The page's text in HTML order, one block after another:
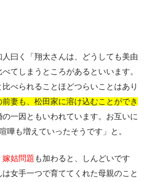
曰く「翔太さんは、どうしても美由
てしまうところがあるといいます。
べられることほどつらいことはあり
妻も、松田家に溶け込むことができ
の一因ともいわれています。お互いに
嘩も増えていったそうです」と。
嫁姑問題 も加わると、しんどいです
女手一つで育ててくれた母親のこと